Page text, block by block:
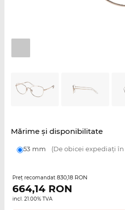
Mărime şi disponibilitate
53 mm (De obicei expediați în
Preţ recomandat 830,18 RON
664,14RON
incl. 21.00% TVA